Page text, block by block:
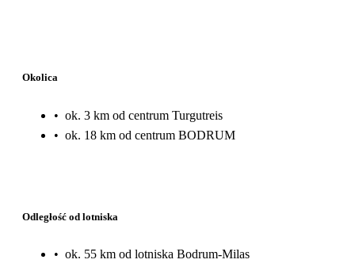
Okolica
• ok. 3 km od centrum Turgutreis
• ok. 18 km od centrum BODRUM
Odległość od lotniska
• ok. 55 km od lotniska Bodrum-Milas